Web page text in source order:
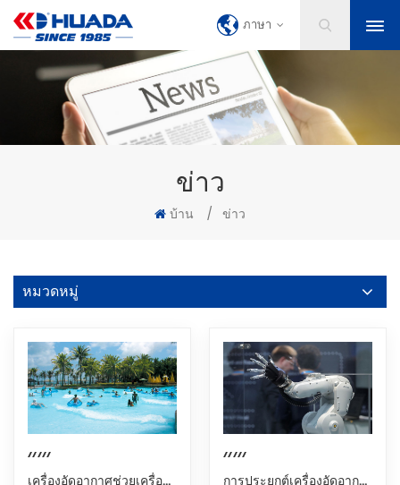
ภาษา
ข่าว
บ้าน / ข่าว
หมวดหมู่
เครื่องอัดอากาศช่วยเครื่องเวฟ การประยุกต์เครื่องอัดอากาศในอุตสาหกรรมหุ่นยนต์